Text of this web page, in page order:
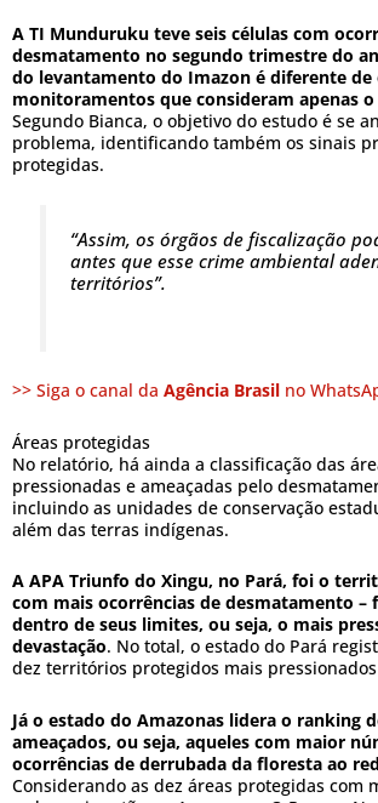
A TI Munduruku teve seis células com
desmatamento no segundo trimestre do
do levantamento do Imazon é diferente
monitoramentos que consideram apenas
Segundo Bianca, o objetivo do estudo é se
problema, identificando também os sinais
protegidas.
“Assim, os órgãos de fiscalização
antes que esse crime ambiental
territórios”.
>> Siga o canal da Agência Brasil no
Áreas protegidas
No relatório, há ainda a classificação das
pressionadas e ameaçadas pelo
incluindo as unidades de conservação
além das terras indígenas.
A APA Triunfo do Xingu, no Pará, foi o
com mais ocorrências de desmatamento –
dentro de seus limites, ou seja, o mais
devastação. No total, o estado do Pará
dez territórios protegidos mais
Já o estado do Amazonas lidera o ranking
ameaçados, ou seja, aqueles com maior
ocorrências de derrubada da floresta ao
Considerando as dez áreas protegidas com